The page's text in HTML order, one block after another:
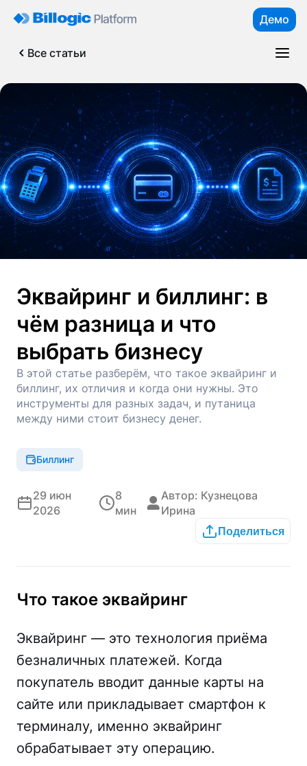
Демо
Все статьи
Эквайринг и биллинг: в
чём разница и что
выбрать бизнесу
В этой статье разберём, что такое эквайринг и
биллинг, их отличия и когда они нужны. Это
инструменты для разных задач, и путаница
между ними стоит бизнесу денег.
Биллинг
29 июн
2026
8
мин
Автор: Кузнецова
Ирина
Поделиться
Что такое эквайринг
Эквайринг — это технология приёма
безналичных платежей. Когда
покупатель вводит данные карты на
сайте или прикладывает смартфон к
терминалу, именно эквайринг
обрабатывает эту операцию.